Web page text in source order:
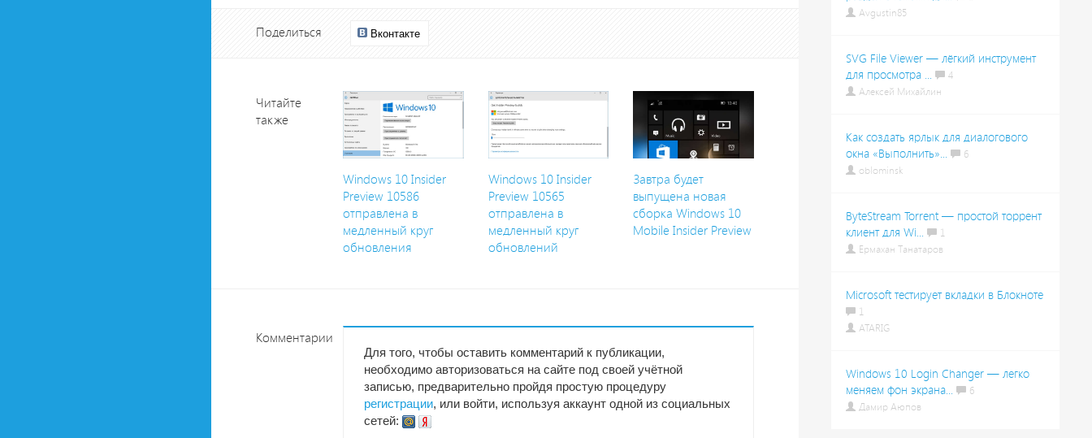
Поделиться Вконтакте
Читайте
также
Windows 10 Insider
Preview 10586
отправлена в
медленный круг
обновления
Windows 10 Insider
Preview 10565
отправлена в
медленный круг
обновлений
Завтра будет
выпущена новая
сборка Windows 10
Mobile Insider Preview
Комментарии
Для того, чтобы оставить комментарий к публикации,
необходимо авторизоваться на сайте под своей учётной
записью, предварительно пройдя простую процедуру
регистрации, или войти, используя аккаунт одной из социальных
сетей:
Avgustin85
SVG File Viewer — лёгкий инструмент
для просмотра ...
4
Алексей Михайлин
Как создать ярлык для диалогового
окна «Выполнить»...
6
oblominsk
ByteStream Torrent — простой торрент
клиент для Wi...
1
Ермахан Танатаров
Microsoft тестирует вкладки в Блокноте
1
ATARIG
Windows 10 Login Changer — легко
меняем фон экрана...
6
Дамир Аюпов